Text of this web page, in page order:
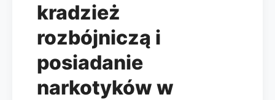
kradzież
rozbójniczą i
posiadanie
narkotyków w